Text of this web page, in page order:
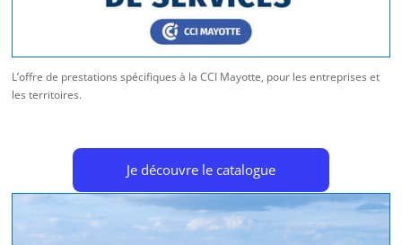
L’offre de prestations spécifiques à la CCI Mayotte, pour les entreprises et
les territoires.
Je découvre le catalogue